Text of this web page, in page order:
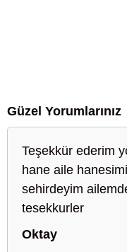
Güzel Yorumlarınız
Teşekkür ederim
hane aile
sehirdeyim
tesekkurler
Oktay